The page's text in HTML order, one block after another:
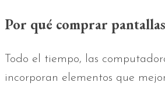
Por qué comprar
Todo el tiempo, las
incorporan elementos que